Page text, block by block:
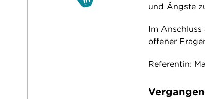
und Ängste
Im
offener
Referentin: